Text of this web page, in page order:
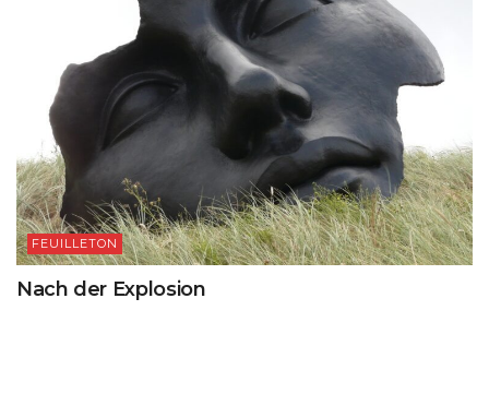
FEUILLETON
Nach der Explosion